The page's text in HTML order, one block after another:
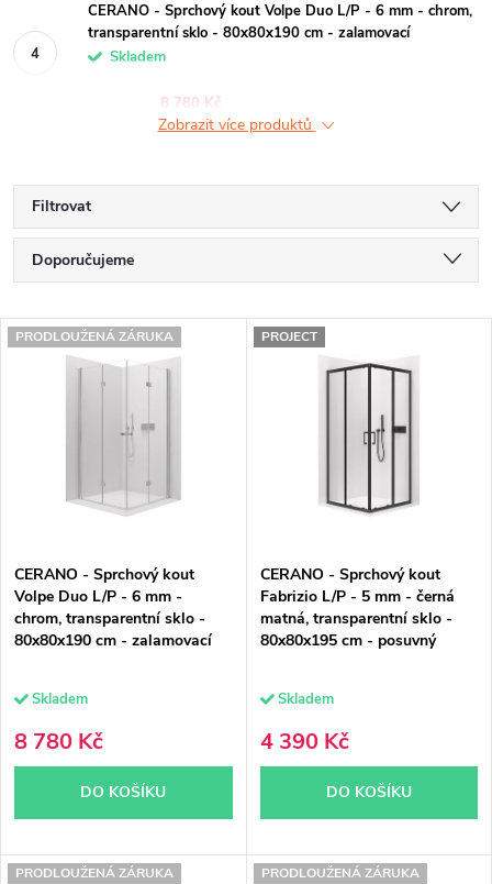
CERANO - Sprchový kout Volpe Duo L/P - 6 mm - chrom,
transparentní sklo - 80x80x190 cm - zalamovací
Skladem
8 780 Kč
Zobrazit více produktů
Filtrovat
Ř
z
r
o
d
u
k
t
ů
Doporučujeme
Nejdražší
Nejprodávanější
V
r
o
u
k
t
ů
PRODLOUŽENÁ ZÁRUKA
CERANO - Sprchový kout
Volpe Duo L/P - 6 mm -
chrom, transparentní sklo -
80x80x190 cm - zalamovací
Skladem
8 780 Kč
DO KOŠÍKU
PROJECT
CERANO - Sprchový kout
Fabrizio L/P - 5 mm - černá
matná, transparentní sklo -
80x80x195 cm - posuvný
Skladem
4 390 Kč
DO KOŠÍKU
PRODLOUŽENÁ ZÁRUKA PRODLOUŽENÁ ZÁRUKA